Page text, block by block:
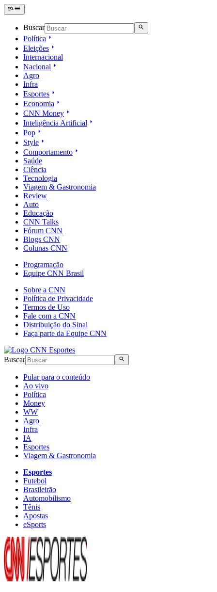
Buscar
Política
Eleições
Internacional
Nacional
Agro
Infra
Esportes
Economia
CNN Money
Inteligência Artificial
Pop
Style
Comportamento
Saúde
Ciência
Tecnologia
Viagem & Gastronomia
Review
Auto
Educação
CNN Talks
Fórum CNN
Blogs CNN
Colunas CNN
Programação
Equipe CNN Brasil
Sobre a CNN
Política de Privacidade
Termos de Uso
Fale com a CNN
Distribuição do Sinal
Faça parte da Equipe CNN
Buscar
Pular para o conteúdo
Ao vivo
Política
Money
WW
Agro
Infra
IA
Esportes
Viagem & Gastronomia
Esportes
Futebol
Brasileirão
Automobilismo
Tênis
Apostas
eSports